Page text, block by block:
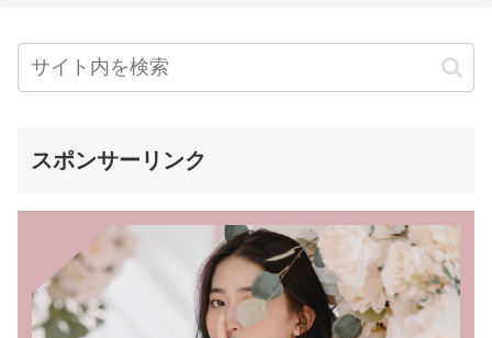
スポンサーリンク